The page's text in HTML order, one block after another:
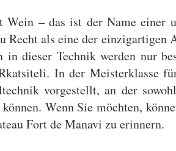
– das ist der Name einer
Recht als eine der
in dieser Technik werden nur
In der Meisterklasse
vorgestellt, an der
Wenn Sie möchten,
Fort de Manavi zu erinnern.